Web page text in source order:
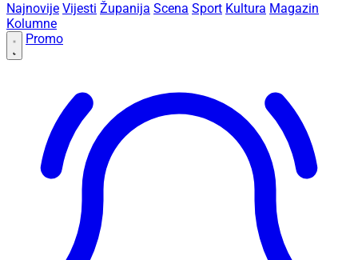
Najnovije Vijesti Županija Scena Sport Kultura Magazin
Kolumne
Promo